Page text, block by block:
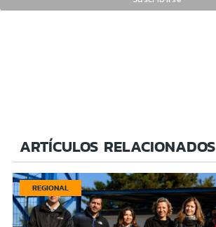
ARTÍCULOS RELACIONADOS
REGIONAL